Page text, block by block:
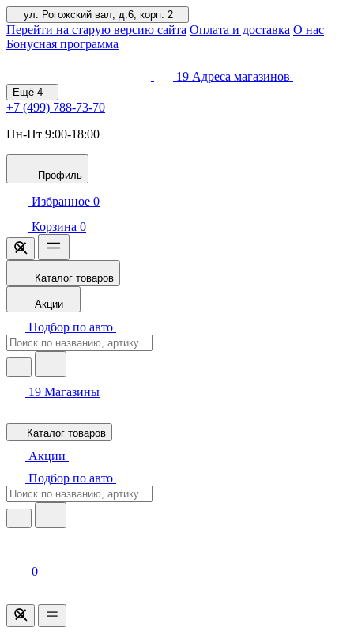
ул. Рогожский вал, д.6, корп. 2
Перейти на старую версию сайта Оплата и доставка О нас
Бонусная программа
19 Адреса магазинов
Ещё 4
+7 (499) 788-73-70
Пн-Пт 9:00-18:00
Профиль
Избранное 0
Корзина 0
Каталог товаров
Акции
Подбор по авто
19 Магазины
Каталог товаров
Акции
Подбор по авто
0